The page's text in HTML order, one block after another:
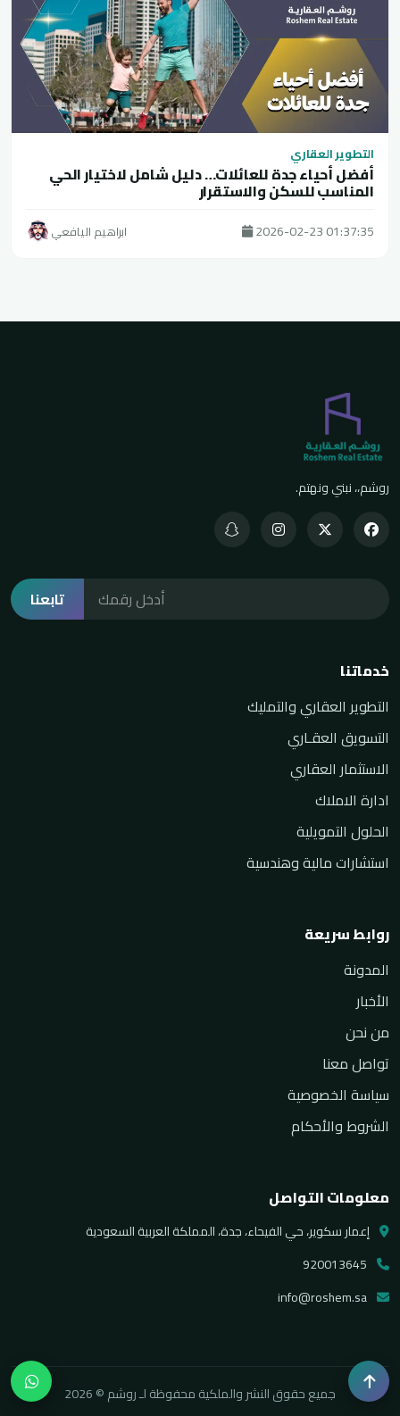
التطوير العقاري
أفضل أحياء جدة للعائلات… دليل شامل لاختيار الحي
المناسب للسكن والاستقرار
ابراهيم اليافعي 2026-02-23 01:37:35
روشم،، نبني ونهتم.
تابعنا
خدماتنا
التطوير العقاري والتمليك
التسويق العقـاري
الاستثمار العقاري
ادارة الاملاك
الحلول التمويلية
استشارات مالية وهندسية
روابط سريعة
المدونة
الأخبار
من نحن
تواصل معنا
سياسة الخصوصية
الشروط والأحكام
معلومات التواصل
إعمار سكوير، حي الفيحاء، جدة، المملكة العربية السعودية
جميع حقوق النشر والملكية محفوظة لـ روشم © 2026